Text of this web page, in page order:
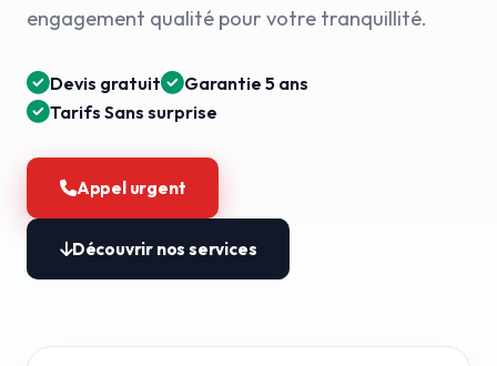
engagement qualité pour votre tranquillité.
Devis gratuit
Garantie 5 ans
Tarifs Sans surprise
Appel urgent
Découvrir nos services